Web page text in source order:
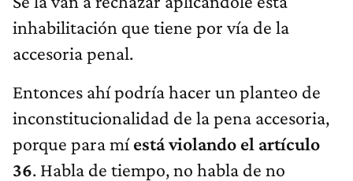
inhabilitación que tiene por vía de la
accesoria penal.
Entonces ahí podría hacer un planteo de
inconstitucionalidad de la pena accesoria,
porque para míestá violando el artículo
36. Habla de tiempo, no habla de no